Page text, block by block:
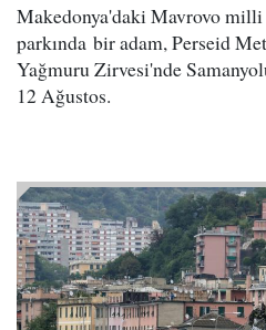
Makedonya'daki Mavrovo milli
parkında bir adam, Perseid
Yağmuru Zirvesi'nde
12 Ağustos.